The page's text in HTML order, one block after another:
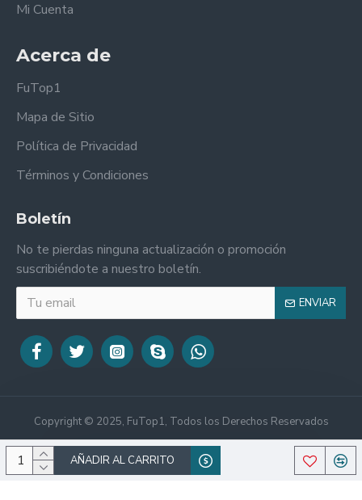
AÑADIR AL CARRITO
Mi Cuenta
Acerca de
FuTop1
Mapa de Sitio
Política de Privacidad
Términos y Condiciones
Boletín
No te pierdas ninguna actualización o promoción
suscribiéndote a nuestro boletín.
ENVIAR
Copyright © 2025, FuTop1, Todos los Derechos Reservados